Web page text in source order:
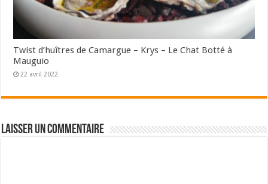
Twist d’huîtres de Camargue – Krys – Le Chat Botté à
Mauguio
22 avril 2022
Laisser un commentaire